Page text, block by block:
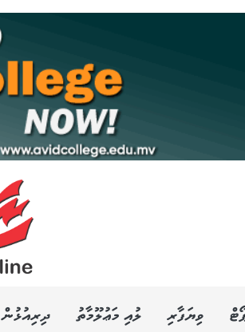
ވިޔަފާރި ލުއި މަޢުލޫމާތު ދިރިއުޅުން